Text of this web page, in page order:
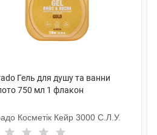
Гель для душу та ванни
750 мл 1 флакон
Косметік Кейр 3000 С.Л.У.